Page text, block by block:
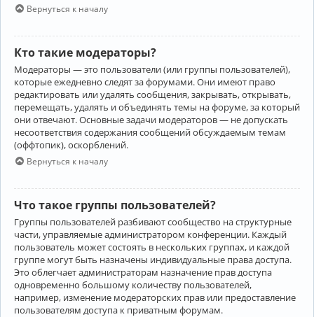
Вернуться к началу
Кто такие модераторы?
Модераторы — это пользователи (или группы пользователей),
которые ежедневно следят за форумами. Они имеют право
редактировать или удалять сообщения, закрывать, открывать,
перемещать, удалять и объединять темы на форуме, за который
они отвечают. Основные задачи модераторов — не допускать
несоответствия содержания сообщений обсуждаемым темам
(оффтопик), оскорблений.
Вернуться к началу
Что такое группы пользователей?
Группы пользователей разбивают сообщество на структурные
части, управляемые администратором конференции. Каждый
пользователь может состоять в нескольких группах, и каждой
группе могут быть назначены индивидуальные права доступа.
Это облегчает администраторам назначение прав доступа
одновременно большому количеству пользователей,
например, изменение модераторских прав или предоставление
пользователям доступа к приватным форумам.